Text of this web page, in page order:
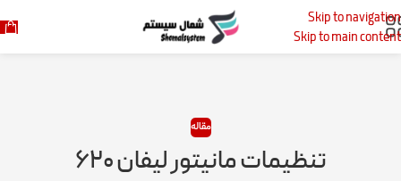
Skip to navigation
Skip to main content
خانه مقاله
مقاله
تنظیمات مانیتور لیفان ۶۲۰